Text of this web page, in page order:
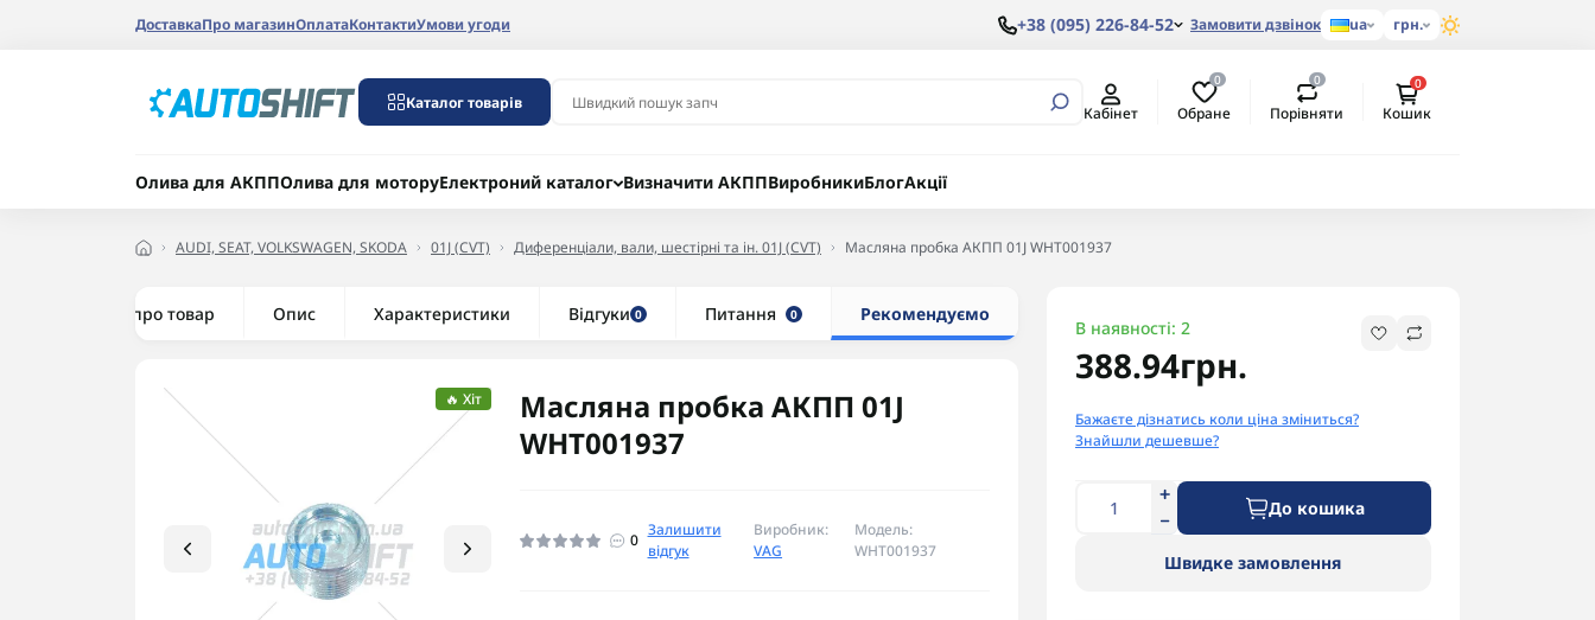
ДоставкаПро магазинОплатаКонтактиУмови угоди +38 (095) 226-84-52 Замовити дзвінок ua грн.
Каталог товарів
Кабінет
0
Обране
0
Порівняти
0
Кошик
Олива для АКППОлива для моторуЕлектроний каталог Визначити АКППВиробникиБлогАкції
AUDI, SEAT, VOLKSWAGEN, SKODA 01J (CVT) Диференціали, вали, шестірні та ін. 01J (CVT) Масляна пробка АКПП 01J WHT001937
Все про товар Опис Характеристики Відгуки 0 Питання 0 Рекомендуємо
🔥 Хіт
Масляна пробка АКПП 01J
WHT001937
0
Залишити
відгук
Виробник:
VAG
Модель:
WHT001937
В наявності: 2
388.94грн.
Бажаєте дізнатись коли ціна зміниться?
Знайшли дешевше?
До кошика
Швидке замовлення